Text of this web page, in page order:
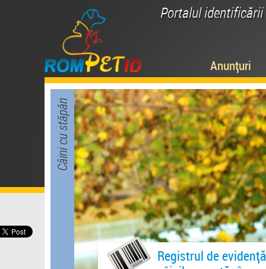
Portalul
Anunțuri
Câini cu stăpân
Registrul de